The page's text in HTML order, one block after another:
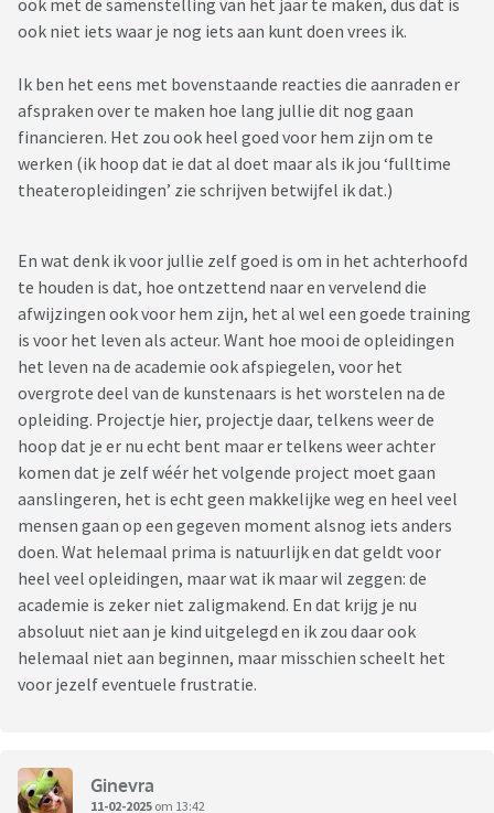
ook met de samenstelling van het jaar te maken, dus dat is
ook niet iets waar je nog iets aan kunt doen vrees ik.
Ik ben het eens met bovenstaande reacties die aanraden er
afspraken over te maken hoe lang jullie dit nog gaan
financieren. Het zou ook heel goed voor hem zijn om te
werken (ik hoop dat ie dat al doet maar als ik jou ‘fulltime
theateropleidingen’ zie schrijven betwijfel ik dat.)
En wat denk ik voor jullie zelf goed is om in het achterhoofd
te houden is dat, hoe ontzettend naar en vervelend die
afwijzingen ook voor hem zijn, het al wel een goede training
is voor het leven als acteur. Want hoe mooi de opleidingen
het leven na de academie ook afspiegelen, voor het
overgrote deel van de kunstenaars is het worstelen na de
opleiding. Projectje hier, projectje daar, telkens weer de
hoop dat je er nu echt bent maar er telkens weer achter
komen dat je zelf wéér het volgende project moet gaan
aanslingeren, het is echt geen makkelijke weg en heel veel
mensen gaan op een gegeven moment alsnog iets anders
doen. Wat helemaal prima is natuurlijk en dat geldt voor
heel veel opleidingen, maar wat ik maar wil zeggen: de
academie is zeker niet zaligmakend. En dat krijg je nu
absoluut niet aan je kind uitgelegd en ik zou daar ook
helemaal niet aan beginnen, maar misschien scheelt het
voor jezelf eventuele frustratie.
Ginevra
11-02-2025 om 13:42